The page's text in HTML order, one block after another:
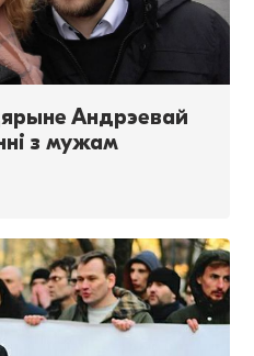
Андрэевай
з мужам